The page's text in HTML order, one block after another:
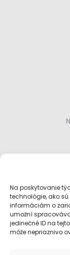
Na poskytovanie
technológie, ako
informáciám o
umožní
jedinečné ID na
môže nepriaznivo
Vizualizácie
nemusia v plnom